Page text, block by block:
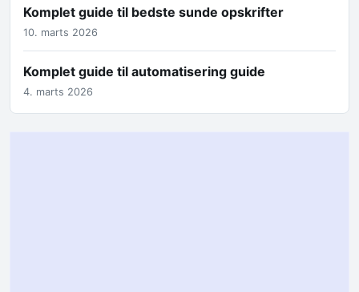
Komplet guide til bedste sunde opskrifter
10. marts 2026
Komplet guide til automatisering guide
4. marts 2026